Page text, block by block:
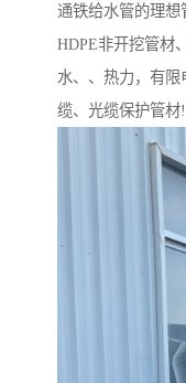
通铁给水管的理想
HDPE非开挖管材
水、、热力，有
缆、光缆保护管材!